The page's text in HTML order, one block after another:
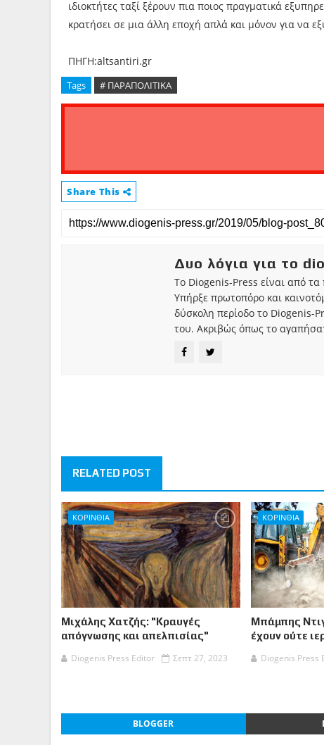
ιδιοκτήτες ταξί ξέρουν πια ποιος πραγματικά
κρατήσει σε μια άλλη εποχή απλά και μόνον για να
ΠΗΓΗ:altsantiri.gr
Tags # ΠΑΡΑΠΟΛΙΤΙΚΑ
Share This
Δυο λόγια για το
Το Diogenis-Press είναι από
Υπήρξε πρωτοπόρο και
δύσκολη περίοδο το Diogenis-
του. Ακριβώς όπως το
RELATED POST
ΚΟΡΙΝΘΙA
Μιχάλης Χατζής: "Κραυγές
απόγνωσης και απελπισίας"
Diogenis Press Editor
Σεπτ 27, 2023
ΚΟΡΙΝΘΙΑ
Μπάμπης
έχουν ούτε
Diogenis Press
BLOGGER